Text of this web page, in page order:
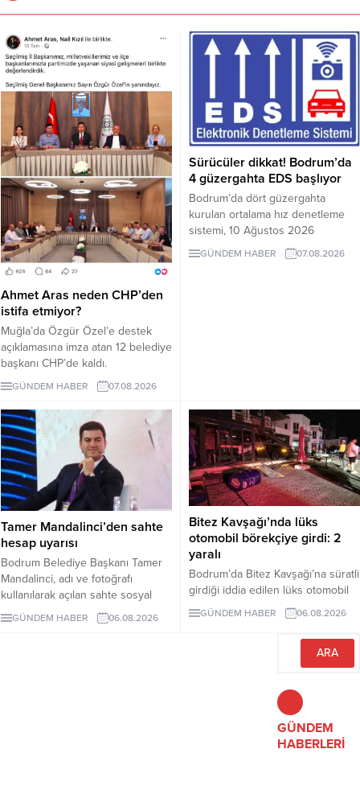
Ahmet Aras neden CHP’den
istifa etmiyor?
Muğla’da Özgür Özel’e destek
açıklamasına imza atan 12 belediye
başkanı CHP’de kaldı.
Milletvekilleri Yeni Parti’ye
geçerken belediye başkanlarının
tutumu ve CHP yönetiminin
sessizliği tartışılıyor.
GÜNDEM HABER 07.08.2026
Sürücüler dikkat! Bodrum’da
4 güzergahta EDS başlıyor
Bodrum’da dört güzergahta
kurulan ortalama hız denetleme
sistemi, 10 Ağustos 2026
Pazartesi günü devreye girecek.
İşte EDS uygulanacak yollar.
GÜNDEM HABER 07.08.2026
Tamer Mandalinci’den sahte
hesap uyarısı
Bodrum Belediye Başkanı Tamer
Mandalinci, adı ve fotoğrafı
kullanılarak açılan sahte sosyal
medya hesaplarına karşı uyarıda
bulundu. Mandalinci, tek resmî
GÜNDEM HABER 06.08.2026
Bitez Kavşağı’nda lüks
otomobil börekçiye girdi: 2
yaralı
Bodrum’da Bitez Kavşağı’na süratli
girdiği iddia edilen lüks otomobil
börekçiye girdi. Kazada sürücü ve
GÜNDEM HABER 06.08.2026
GÜNDEM
HABERLERİ